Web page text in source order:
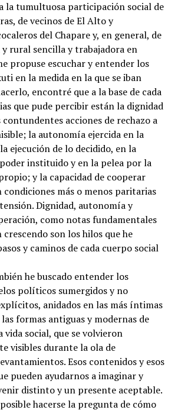
la tumultuosa participación social de
de vecinos de El Alto y
del Chapare y, en general, de
rural sencilla y trabajadora en
propuse escuchar y entender los
en la medida en la que se iban
encontré que a la base de cada
que pude percibir están la dignidad
acciones de rechazo a
la autonomía ejercida en la
ejecución de lo decidido, en la
instituido y en la pelea por la
y la capacidad de cooperar
más o menos paritarias
Dignidad, autonomía y
como notas fundamentales
son los hilos que he
y caminos de cada cuerpo social
he buscado entender los
políticos sumergidos y no
anidados en las más íntimas
formas antiguas y modernas de
vida social, que se volvieron
visibles durante la ola de
Esos contenidos y esos
pueden ayudarnos a imaginar y
distinto y un presente aceptable.
hacerse la pregunta de cómo